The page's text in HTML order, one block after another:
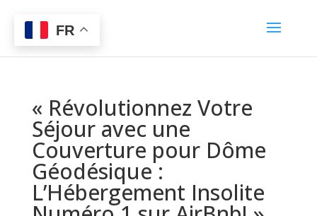
« Révolutionnez Votre
Séjour avec une
Couverture pour Dôme
Géodésique :
L’Hébergement Insolite
FR